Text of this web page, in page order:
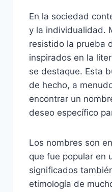
En la sociedad
y la individualidad.
resistido la prueba
inspirados en la
se destaque. Esta
de hecho, a
encontrar un
deseo específico
Los nombres son
que fue popular en
significados
etimología de